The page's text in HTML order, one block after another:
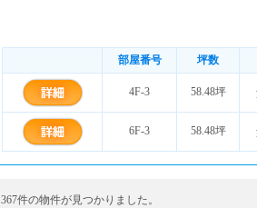
部屋番号 坪数
4F-3 58.48坪
6F-3 58.48坪
367件の物件が見つかりました。